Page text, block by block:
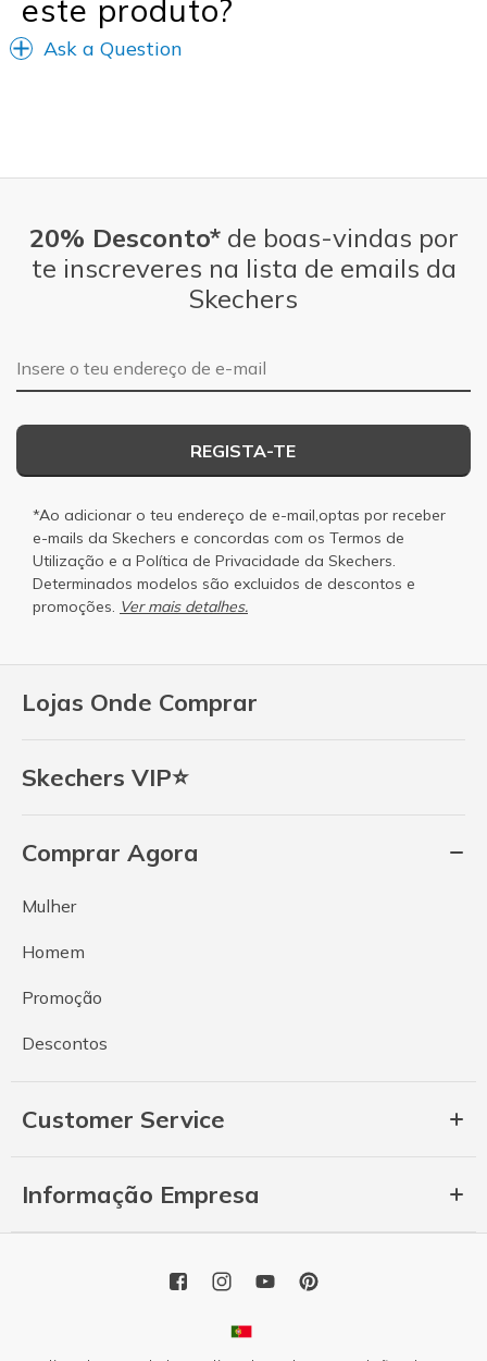
Travel
este produto?
Ask a Question
Lojas Onde Comprar
Skechers VIP⭐
Comprar Agora
Mulher
Homem
Promoção
Descontos
Customer Service
Informação Empresa
20% Desconto*de boas-vindas por
te inscreveres na lista de emails da
Skechers
Endereço de e-mail
REGISTA-TE
*Ao adicionar o teu endereço de e-mail,optas por receber
e-mails da Skechers e concordas com os Termos de
Utilização e a Política de Privacidade da Skechers.
Determinados modelos são excluidos de descontos e
promoções. Ver mais detalhes.